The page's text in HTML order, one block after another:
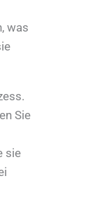
was
Sie
sie